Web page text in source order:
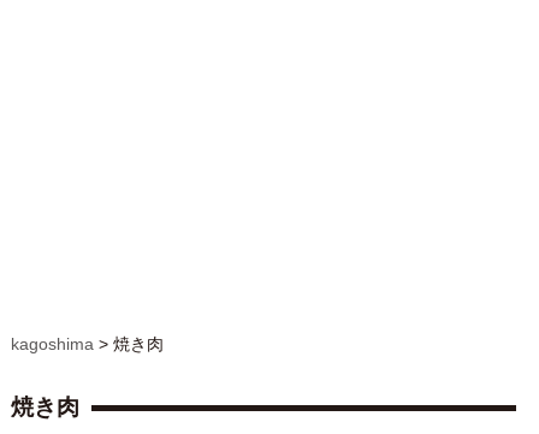
kagoshima > 焼き肉
焼き肉